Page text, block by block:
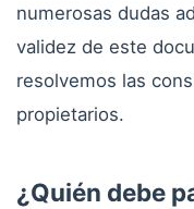
numerosas dudas
validez de este
resolvemos las
propietarios.
¿Quién debe